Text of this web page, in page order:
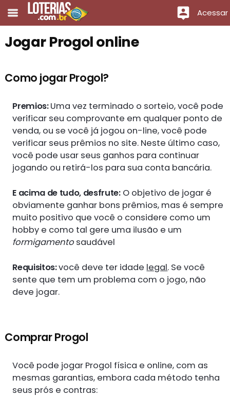
Acessar
Jogar Progol online
Como jogar Progol?
Premios:Uma vez terminado o sorteio, você pode
verificar seu comprovante em qualquer ponto de
venda, ou se você já jogou on-line, você pode
verificar seus prêmios no site. Neste último caso,
você pode usar seus ganhos para continuar
jogando ou retirá-los para sua conta bancária.
E acima de tudo, desfrute: O objetivo de jogar é
obviamente ganhar bons prêmios, mas é sempre
muito positivo que você o considere como um
hobby e como tal gere uma ilusão e um
formigamento saudável
Requisitos:você deve ter idade legal. Se você
sente que tem um problema com o jogo, não
deve jogar.
Comprar Progol
Você pode jogar Progol física e online, com as
mesmas garantias, embora cada método tenha
seus prós e contras: